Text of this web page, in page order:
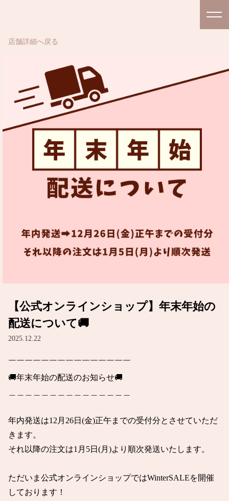
店舗詳細へ戻る
【公式オンラインショップ】年末年始の
配送について🚚
2025.12.22
￣￣￣￣￣￣￣￣￣￣￣￣￣￣￣
🚚年末年始の配送のお知らせ🚚
年内発送は12月26日(金)正午までの受付分とさせていただ
きます。
それ以降の注文は1月5日(月)より順次発送いたします。
ただいま公式オンラインショップではWinterSALEを開催
しております！